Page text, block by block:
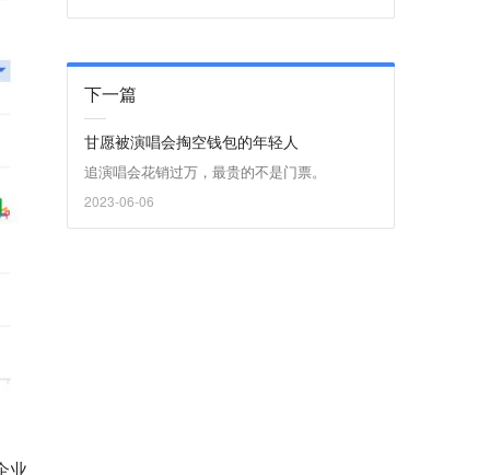
业
下一篇
甘愿被演唱会掏空钱包的年轻人
追演唱会花销过万，最贵的不是门票。
2023-06-06